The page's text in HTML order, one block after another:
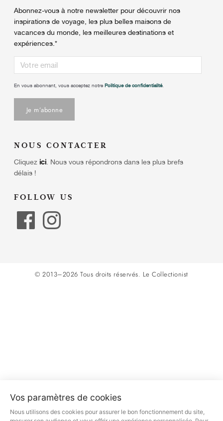
Vos paramètres de cookies
Nous utilisons des cookies pour assurer le bon fonctionnement du site,
Abonnez-vous à notre newsletter pour découvrir nos
inspirations de voyage, les plus belles maisons de
vacances du monde, les meilleures destinations et
expériences. *
En vous abonnant, vous acceptez notre Politique de confidentialité.
NOUS CONTACTER
Cliquez ici Nous vous répondrons dans les plus brefs
délais !
FOLLOW US
© 2013–2026 Tous droits réservés. Le Collectionist